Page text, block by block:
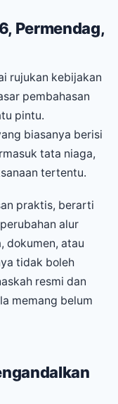
Permendag,
rujukan kebijakan
pembahasan
pintu.
biasanya berisi
tata niaga,
tertentu.
praktis, berarti
alur
dokumen, atau
tidak boleh
resmi dan
memang belum